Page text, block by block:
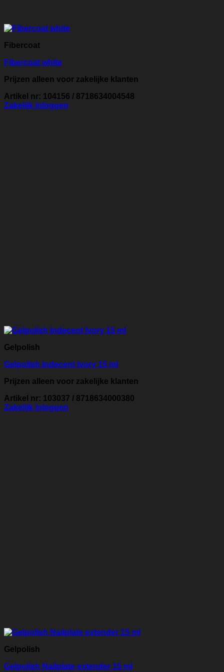
Fibercoat
Fibercoat white
Prijzen alleen voor zakelijke klanten
Artikel nr: 104156 / 8718634004548
Zakelijk inloggen
Gelpolish
Gelpolish Indecent Ivory 15 ml
Prijzen alleen voor zakelijke klanten
Artikel nr: 103037 / 8718634000380
Zakelijk inloggen
Gelpolish
Gelpolish Nailplate extender 15 ml